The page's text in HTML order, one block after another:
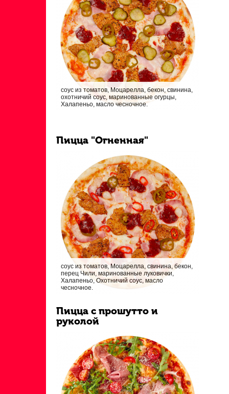
соус из томатов, Моцарелла, бекон, свинина,
охотничий соус, маринованные огурцы,
Халапеньо, масло чесночное.
Пицца "Огненная"
соус из томатов, Моцарелла, свинина, бекон,
перец Чили, маринованные луковички,
Халапеньо, Охотничий соус, масло
чесночное.
Пицца с прошутто и
руколой